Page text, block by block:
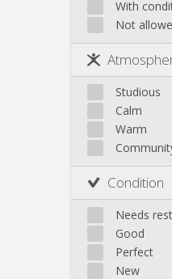
Lauzelle
Mont-
Nivelles
Ottignies
Rixensart
Walhain
Wavre
Other
With
Not
Studious
Calm
Warm
Condition
Needs
Good
Perfect
New